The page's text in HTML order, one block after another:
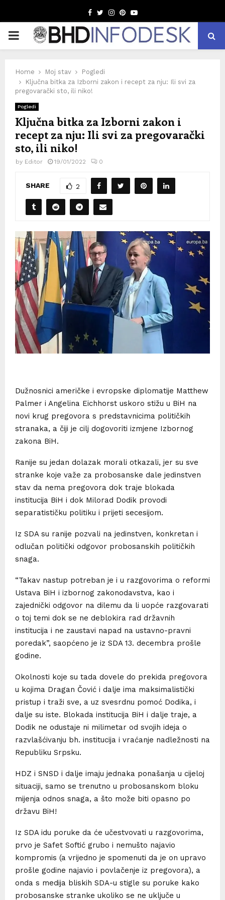
Facebook
TwitterInstagram
Pinterest
Youtube
PRIMARY
Home Moj stav
Pogledi
Ključna bitka za Izborni zakon i recept za nju: Ili svi za
pregovarački sto, ili niko!
Pogledi
Ključna bitka za Izborni zakon i
recept za nju: Ili svi za pregovarački
sto, ili niko!
by Editor 19/01/2022 0
SHARE 2
Dužnosnici američke i evropske diplomatije Matthew
Palmer i Angelina Eichhorst uskoro stižu u BiH na
novi krug pregovora s predstavnicima političkih
stranaka, a čiji je cilj dogovoriti izmjene Izbornog
zakona BiH.
Ranije su jedan dolazak morali otkazali, jer su sve
stranke koje važe za probosanske dale jedinstven
stav da nema pregovora dok traje blokada
institucija BiH i dok Milorad Dodik provodi
separatističku politiku i prijeti secesijom.
Iz SDA su ranije pozvali na jedinstven, konkretan i
odlučan politički odgovor probosanskih političkih
snaga.
“Takav nastup potreban je i u razgovorima o reformi
Ustava BiH i izbornog zakonodavstva, kao i
zajednički odgovor na dilemu da li uopće razgovarati
o toj temi dok se ne deblokira rad državnih
institucija i ne zaustavi napad na ustavno-pravni
poredak”, saopćeno je iz SDA 13. decembra prošle
godine.
Okolnosti koje su tada dovele do prekida pregovora
u kojima Dragan Čović i dalje ima maksimalistički
pristup i traži sve, a uz svesrdnu pomoć Dodika, i
dalje su iste. Blokada institucija BiH i dalje traje, a
Dodik ne odustaje ni milimetar od svojih ideja o
razvlašćivanju bh. institucija i vraćanje nadležnosti na
Republiku Srpsku.
HDZ i SNSD i dalje imaju jednaka ponašanja u cijeloj
situaciji, samo se trenutno u probosanskom bloku
mijenja odnos snaga, a što može biti opasno po
državu BiH!
Iz SDA idu poruke da će učestvovati u razgovorima,
prvo je Safet Softić grubo i nemušto najavio
kompromis (a vrijedno je spomenuti da je on upravo
prošle godine najavio i povlačenje iz pregovora), a
onda s medija bliskih SDA-u stigle su poruke kako
probosanske stranke ukoliko se ne uključe u